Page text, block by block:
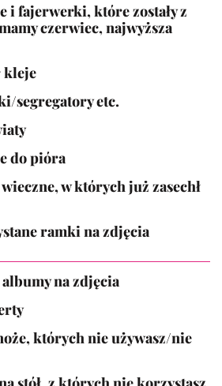
i fajerwerki, które zostały z
czerwiec, najwyższa
kleje
segregatory etc.
do pióra
w których już zasechł
ramki na zdjęcia
na zdjęcia
których nie używasz/nie